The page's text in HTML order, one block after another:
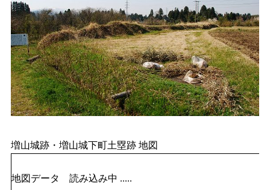
増山城跡・増山城下町土塁跡 地図
地図データ 読み込み中 .....